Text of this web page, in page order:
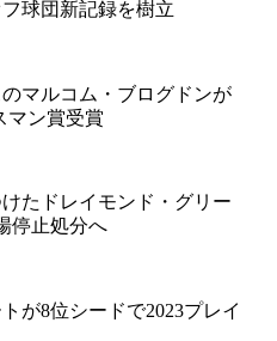
球団新記録を樹立
マルコム・ブログドンが
マン賞受賞
たドレイモンド・グリー
停止処分へ
が8位シードで2023プレイ